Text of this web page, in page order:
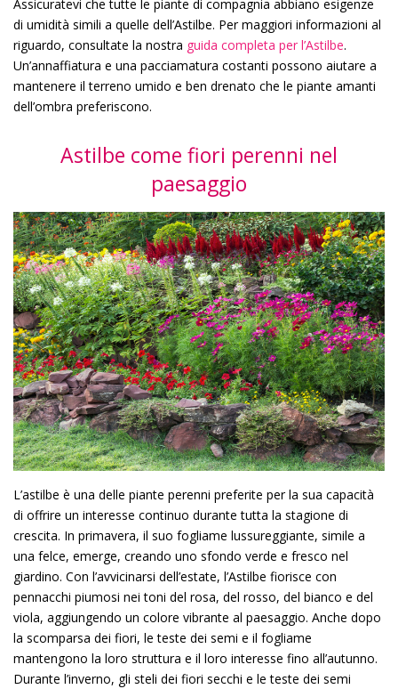
Assicuratevi che tutte le piante di compagnia abbiano esigenze
di umidità simili a quelle dell’Astilbe. Per maggiori informazioni al
riguardo, consultate la nostra guida completa per l’Astilbe.
Un’annaffiatura e una pacciamatura costanti possono aiutare a
mantenere il terreno umido e ben drenato che le piante amanti
dell’ombra preferiscono.
Astilbe come fiori perenni nel
paesaggio
L’astilbe è una delle piante perenni preferite per la sua capacità
di offrire un interesse continuo durante tutta la stagione di
crescita. In primavera, il suo fogliame lussureggiante, simile a
una felce, emerge, creando uno sfondo verde e fresco nel
giardino. Con l’avvicinarsi dell’estate, l’Astilbe fiorisce con
pennacchi piumosi nei toni del rosa, del rosso, del bianco e del
viola, aggiungendo un colore vibrante al paesaggio. Anche dopo
la scomparsa dei fiori, le teste dei semi e il fogliame
mantengono la loro struttura e il loro interesse fino all’autunno.
Durante l’inverno, gli steli dei fiori secchi e le teste dei semi